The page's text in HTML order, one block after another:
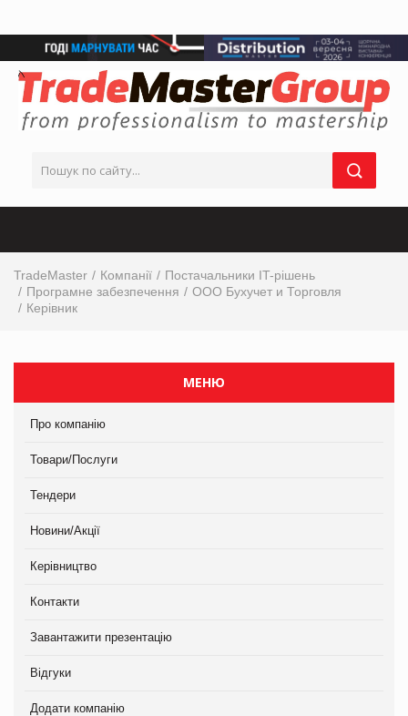
TradeMaster Компанії
Постачальники IT-рішень
Програмне забезпечення
ООО Бухучет и Торговля
Керівник
МЕНЮ
Про компанію
Товари/Послуги
Тендери
Новини/Акції
Керівництво
Контакти
Завантажити презентацію
Відгуки
Додати компанію